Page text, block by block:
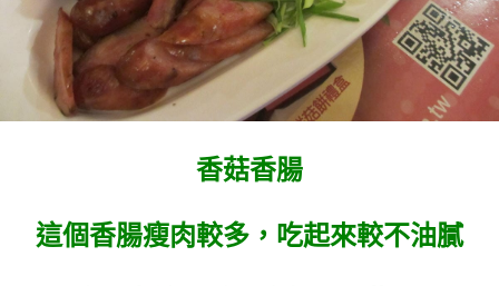
香菇香腸
這個香腸瘦肉較多，吃起來較不油膩